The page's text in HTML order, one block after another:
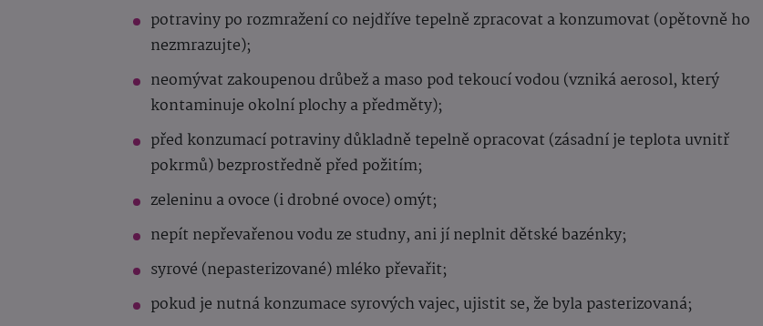
potraviny po rozmražení co nejdříve tepelně zpracovat a konzumovat (opětovně ho
nezmrazujte);
neomývat zakoupenou drůbež a maso pod tekoucí vodou (vzniká aerosol, který
kontaminuje okolní plochy a předměty);
před konzumací potraviny důkladně tepelně opracovat (zásadní je teplota uvnitř
pokrmů) bezprostředně před požitím;
zeleninu a ovoce (i drobné ovoce) omýt;
nepít nepřevařenou vodu ze studny, ani jí neplnit dětské bazénky;
syrové (nepasterizované) mléko převařit;
pokud je nutná konzumace syrových vajec, ujistit se, že byla pasterizovaná;